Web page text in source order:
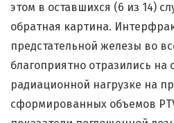
этом в оставшихся (6 из 14)
обратная картина.
предстательной железы во
благоприятно отразились на
радиационной нагрузке на
сформированных объемов